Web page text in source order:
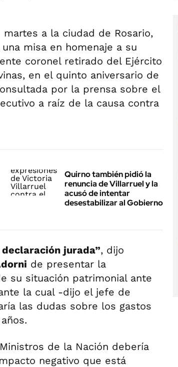
a la ciudad de Rosario,
misa en homenaje a su
coronel retirado del Ejército
en el quinto aniversario de
por la prensa sobre el
a raíz de la causa contra
Quirno también pidió la
renuncia de Villarruel y la
acusó de intentar
desestabilizar al Gobierno
jurada”, dijo
de presentar la
su situación patrimonial ante
la cual -dijo el jefe de
las dudas sobre los gastos
de la Nación debería
negativo que está